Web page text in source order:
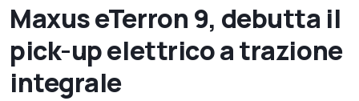
Maxus eTerron 9, debutta il
pick-up elettrico a trazione
integrale